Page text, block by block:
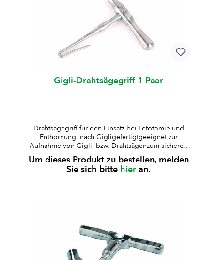
Gigli-Drahtsägegriff 1 Paar
Drahtsägegriff für den Einsatz bei Fetotomie und
Enthornung. nach Gigligefertigtgeeignet zur
Aufnahme von Gigli- bzw. Drahtsägenzum sicheren
Einhängen und Führen des Sägedrahtesermöglicht
eine präzise Kontrolle und gleichmässige
Kraftübertragungergonomische Griffausführung für
Um dieses Produkt zu bestellen, melden
Sie sich bitte hier an.